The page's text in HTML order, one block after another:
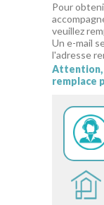
EN PRATIQUE
NOUS CONNAÎTRE
CONSEILS
WEBINAIRES
QUESTIONNAIRE
Pour
veuillez
Un e-mail
l'adresse
Attention,
remplace